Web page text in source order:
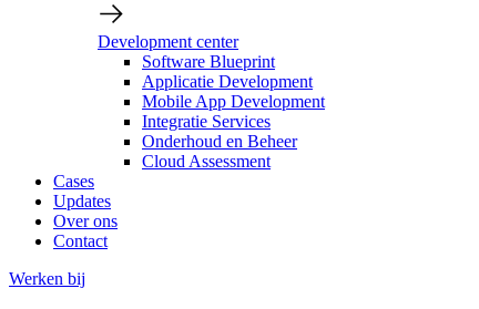
Development center
Software Blueprint
Applicatie Development
Mobile App Development
Integratie Services
Onderhoud en Beheer
Cloud Assessment
Cases
Updates
Over ons
Contact
Werken bij